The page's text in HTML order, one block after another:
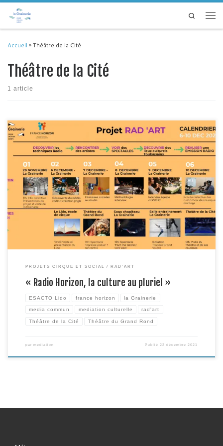
Passer au contenu
Search
Accueil »Théâtre de la Cité
Théâtre de la Cité
1 article
Du 6 au 10 décembre 21 se tenait la première édition du projet « RAD’Art »,
mené en partenariat avec Media Commun et France Horizon. L’idée? Faciliter
l’intégration toulousaine d’adultes primo arrivants, en créant de la rencontre
et de l’échange grâce à une semaine d’immersion dans des lieux culturels,
en réalisant une […]
PROJETS CIRQUE ET SOCIAL RAD'ART
« Radio Horizon, la culture au pluriel »
ESACTO Lido france horizon la Grainerie
media commun mediation culturelle rad'art
Théâtre de la Cité Théâtre du Grand Rond
par mediation Publié 22 décembre 2021